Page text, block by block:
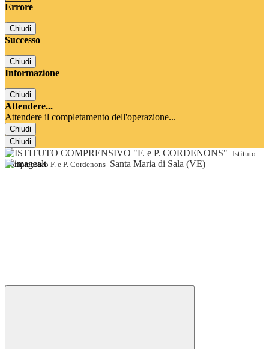
Errore
Chiudi
Successo
Chiudi
Informazione
Chiudi
Attendere...
Attendere il completamento dell'operazione...
Chiudi
Chiudi
Istituto
Comprensivo F. e P. Cordenons Santa Maria di Sala (VE)